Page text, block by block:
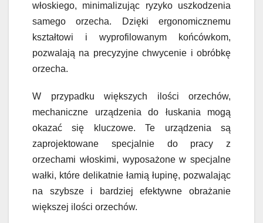
włoskiego, minimalizując ryzyko uszkodzenia
samego orzecha. Dzięki ergonomicznemu
kształtowi i wyprofilowanym końcówkom,
pozwalają na precyzyjne chwycenie i obróbkę
orzecha.
W przypadku większych ilości orzechów,
mechaniczne urządzenia do łuskania mogą
okazać się kluczowe. Te urządzenia są
zaprojektowane specjalnie do pracy z
orzechami włoskimi, wyposażone w specjalne
wałki, które delikatnie łamią łupinę, pozwalając
na szybsze i bardziej efektywne obrażanie
większej ilości orzechów.